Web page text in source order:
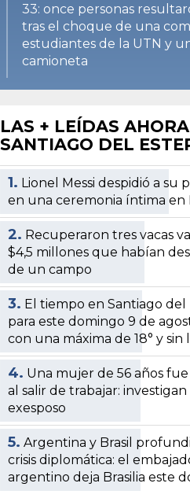
33: once personas
tras el choque de una
estudiantes de la UTN y
camioneta
LAS + LEÍDAS
SANTIAGO DEL
1. Lionel Messi despidió a su
en una ceremonia íntima en
2. Recuperaron tres vacas
$4,5 millones que habían
de un campo
3. El tiempo en Santiago del
para este domingo 9 de
con una máxima de 18° y sin
4. Una mujer de 56 años fue
al salir de trabajar: investigan
exesposo
5. Argentina y Brasil
crisis diplomática: el
argentino deja Brasilia este